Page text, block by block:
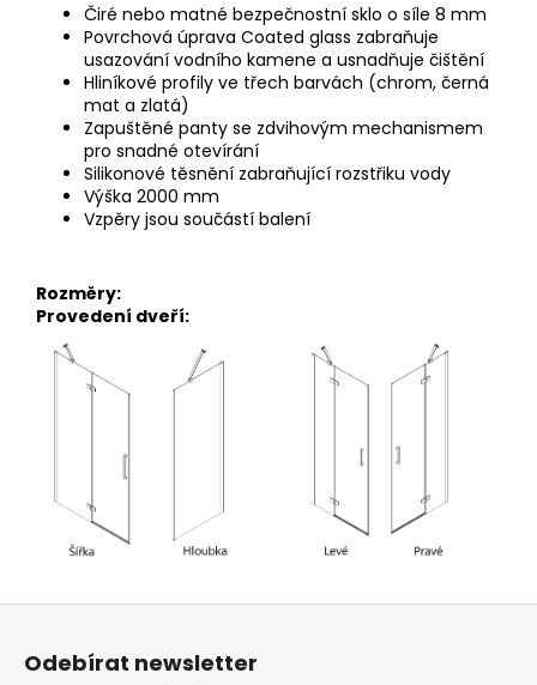
Čiré nebo matné bezpečnostní sklo o síle 8 mm
Povrchová úprava Coated glass zabraňuje
usazování vodního kamene a usnadňuje čištění
Hliníkové profily ve třech barvách (chrom, černá
mat a zlatá)
Zapuštěné panty se zdvihovým mechanismem
pro snadné otevírání
Silikonové těsnění zabraňující rozstřiku vody
Výška 2000 mm
Vzpěry jsou součástí balení
Rozměry:
Provedení dveří:
Odebírat newsletter